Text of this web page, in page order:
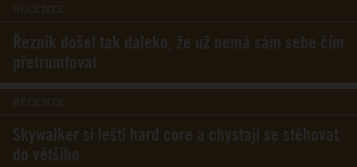
RECENZE
Řezník došel tak daleko, že už nemá sám sebe čím
přetrumfovat
RECENZE
Skywalker si leští hard core a chystají se stěhovat
do většího